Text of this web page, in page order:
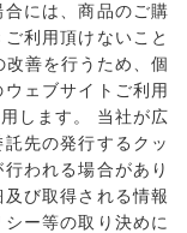
には、商品のご購
利用頂けないこと
善を行うため、個
ェブサイトご利用
します。 当社が広
先の発行するクッ
われる場合があり
び取得される情報
ー等の取り決めに